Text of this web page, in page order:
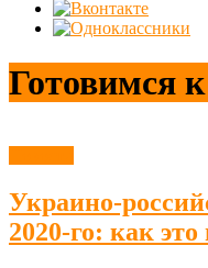
Готовимся
Украино-
2020-го: как